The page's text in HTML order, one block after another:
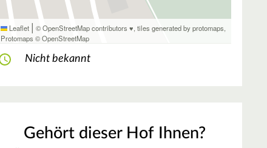
Leaflet | © OpenStreetMap contributors ♥,tiles generated by protomaps,
Protomaps ©OpenStreetMap
Nicht bekannt
Gehört dieser Hof Ihnen?